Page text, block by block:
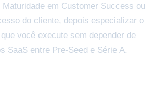
em Customer Success ou
do cliente, depois especializar o
você execute sem depender de
SaaS entre Pre-Seed e Série A.